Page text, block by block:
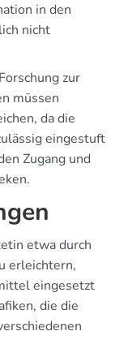
in den
nicht
zur
müssen
da die
eingestuft
Zugang und
etwa durch
erleichtern,
eingesetzt
die die